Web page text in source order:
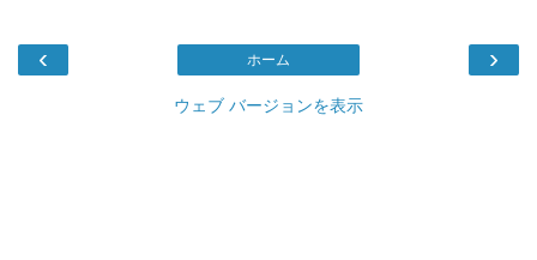
‹ ›
ホーム
ウェブ バージョンを表示